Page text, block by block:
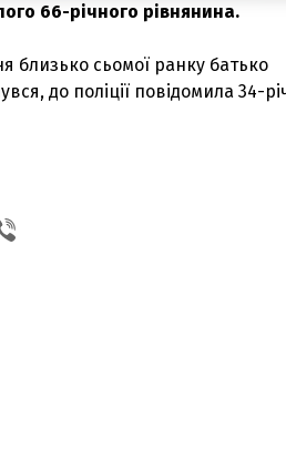
66-річного рівнянина.
близько сьомої ранку батько
до поліції повідомила 34-